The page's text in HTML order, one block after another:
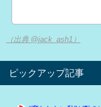
（出典 @jack_ash1）
ピックアップ記事